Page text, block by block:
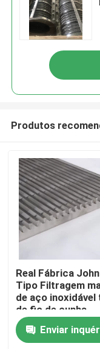
Produtos
Real Fábrica
Tipo Filtragem
de aço inoxidável
de fio de cunha
Enviar